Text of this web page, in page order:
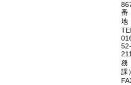
番
地
52-
務
課